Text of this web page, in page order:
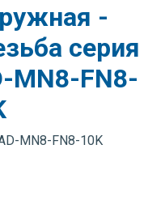
-
серия
MN8-FN8-
MN8-FN8-10K